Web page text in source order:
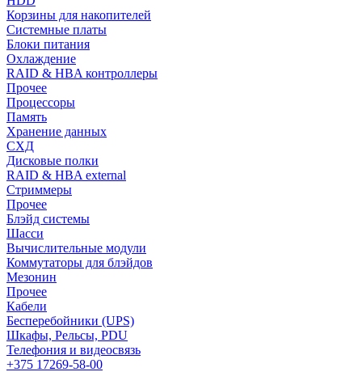
Корзины для накопителей
Системные платы
Блоки питания
Охлаждение
RAID & HBA контроллеры
Прочее
Процессоры
Память
Хранение данных
СХД
Дисковые полки
RAID & HBA external
Стриммеры
Прочее
Блэйд системы
Шасси
Вычислительные модули
Коммутаторы для блэйдов
Мезонин
Прочее
Кабели
Бесперебойники (UPS)
Шкафы, Рельсы, PDU
Телефония и видеосвязь
+375 17269-58-00